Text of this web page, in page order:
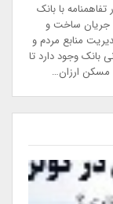
با بانک
جریان ساخت و
منابع مردم و
بانک وجود دارد تا
ارزان…